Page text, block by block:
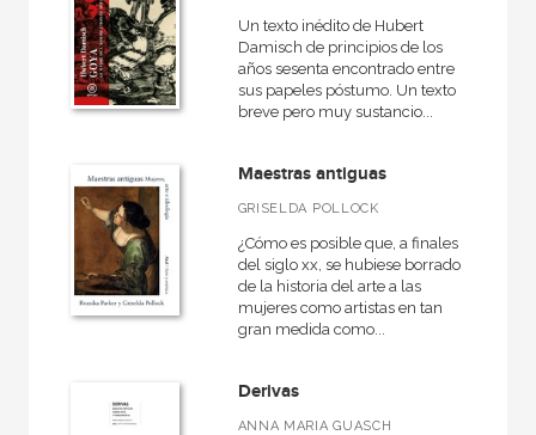
Un texto inédito de Hubert
Damisch de principios de los
años sesenta encontrado entre
sus papeles póstumo. Un texto
breve pero muy sustancio...
Maestras antiguas
GRISELDA POLLOCK
¿Cómo es posible que, a finales
del siglo xx, se hubiese borrado
de la historia del arte a las
mujeres como artistas en tan
gran medida como...
Derivas
ANNA MARIA GUASCH